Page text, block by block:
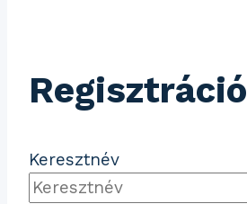
Regisztráció
Keresztnév